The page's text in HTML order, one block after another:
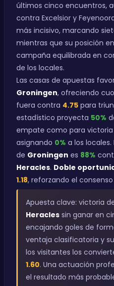
últimos cinco encuentros,
contra Excelsior y
más incisivo, marcando
mientras que su posición
campaña equilibrada en
de los locales.
Las casas de apuestas
Groningen, ofreciendo
fuera contra 4.75 para
estadístico proyecta 50%
empate como para victoria
asignando 0% a los
de Groningen es 88%
Heracles. Doble
1.18, reforzando el
Apuesta clave: victoria
Heracles sin ganar en
encajando goles de
ventaja clasificatoria y
los visitantes los
1.60. Una actuación
el resultado más